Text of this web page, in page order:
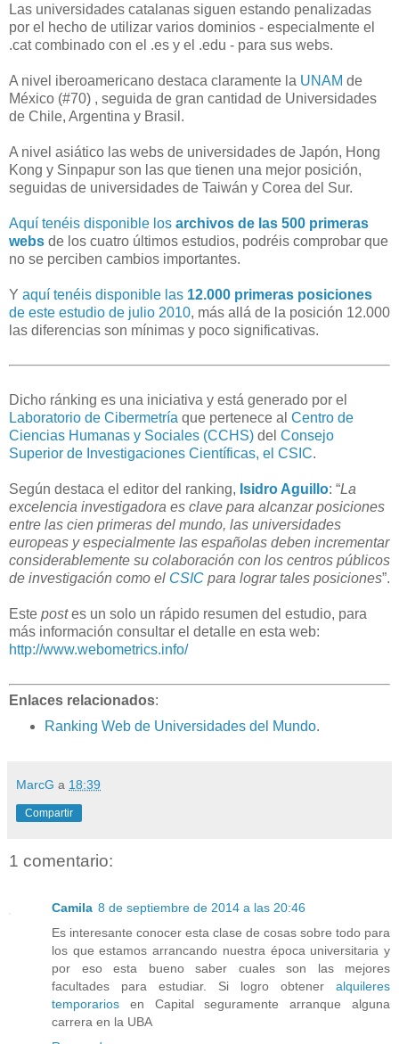
Las universidades catalanas siguen estando penalizadas
por el hecho de utilizar varios dominios - especialmente el
.cat combinado con el .es y el .edu - para sus webs.
A nivel iberoamericano destaca claramente la UNAM de
México (#70) , seguida de gran cantidad de Universidades
de Chile, Argentina y Brasil.
A nivel asiático las webs de universidades de Japón, Hong
Kong y Sinpapur son las que tienen una mejor posición,
seguidas de universidades de Taiwán y Corea del Sur.
Aquí tenéis disponible los archivos de las 500 primeras
webs de los cuatro últimos estudios, podréis comprobar que
no se perciben cambios importantes.
Y aquí tenéis disponible las 12.000 primeras posiciones
de este estudio de julio 2010, más allá de la posición 12.000
las diferencias son mínimas y poco significativas.
Dicho ránking es una iniciativa y está generado por el
Laboratorio de Cibermetría que pertenece al Centro de
Ciencias Humanas y Sociales (CCHS) del Consejo
Superior de Investigaciones Científicas, el CSIC.
Según destaca el editor del ranking, Isidro Aguillo: “La
excelencia investigadora es clave para alcanzar posiciones
entre las cien primeras del mundo, las universidades
europeas y especialmente las españolas deben incrementar
considerablemente su colaboración con los centros públicos
de investigación como el CSIC para lograr tales posiciones”.
Este postes un solo un rápido resumen del estudio, para
más información consultar el detalle en esta web:
http://www.webometrics.info/
Enlaces relacionados:
Ranking Web de Universidades del Mundo.
MarcG a 18:39
Compartir
1 comentario:
Camila 8 de septiembre de 2014 a las 20:46
Es interesante conocer esta clase de cosas sobre todo para
los que estamos arrancando nuestra época universitaria y
por eso esta bueno saber cuales son las mejores
facultades para estudiar. Si logro obtener alquileres
temporarios en Capital seguramente arranque alguna
carrera en la UBA